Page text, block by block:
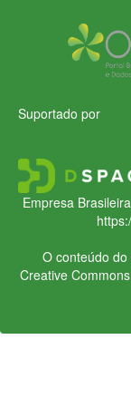
Suportado por
Empresa
O conteúdo
Creative Commons